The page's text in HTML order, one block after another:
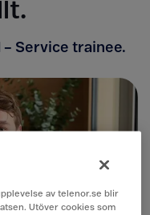
Service trainee.
av telenor.se blir
Utöver cookies som